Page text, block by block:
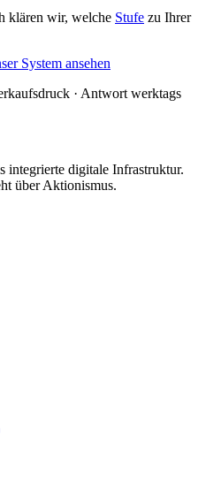
klären wir, welche Stufe zu Ihrer
System ansehen
· Antwort werktags
integrierte digitale Infrastruktur.
über Aktionismus.